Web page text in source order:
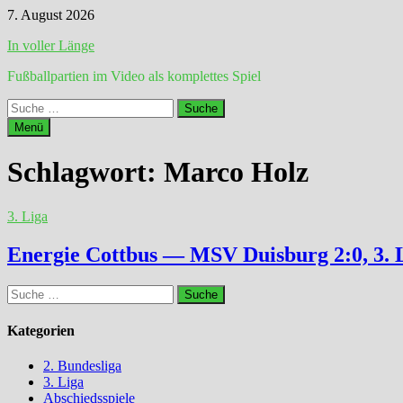
Zum
springen
7. August 2026
In voller Länge
Fußballpartien im Video als komplettes Spiel
Suche
nach:
Menü
Schlagwort: Marco Holz
3. Liga
Energie Cottbus — MSV Duisburg 2:0, 3.
Suche
nach:
Kategorien
2. Bundesliga
3. Liga
Abschiedsspiele